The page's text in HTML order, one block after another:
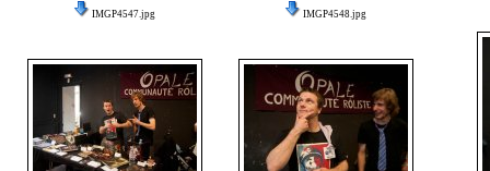
IMGP4547.jpg IMGP4548.jpg